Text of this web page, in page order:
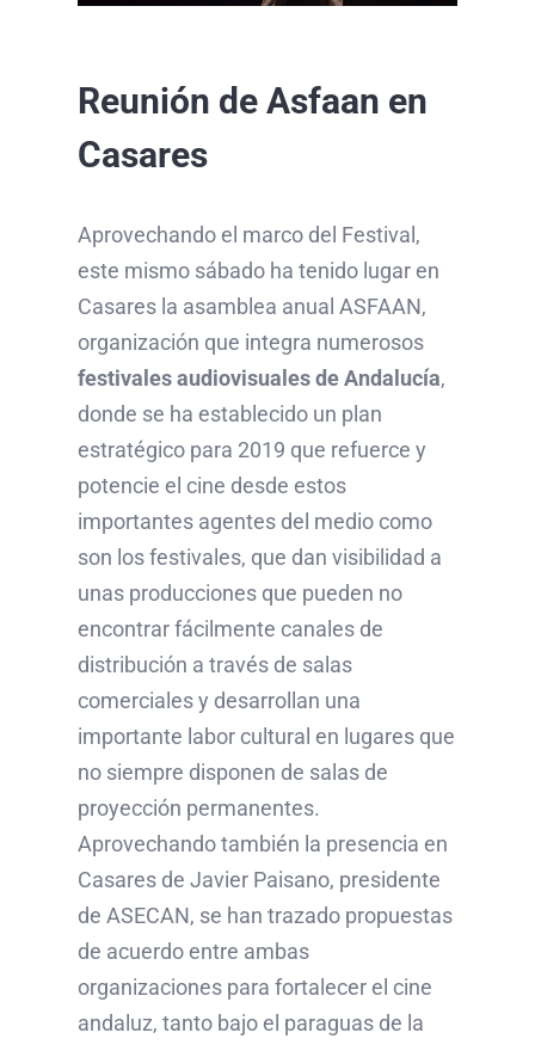
Reunión de Asfaan en
Casares
Aprovechando el marco del Festival,
este mismo sábado ha tenido lugar en
Casares la asamblea anual ASFAAN,
organización que integra numerosos
festivales audiovisuales de Andalucía,
donde se ha establecido un plan
estratégico para 2019 que refuerce y
potencie el cine desde estos
importantes agentes del medio como
son los festivales, que dan visibilidad a
unas producciones que pueden no
encontrar fácilmente canales de
distribución a través de salas
comerciales y desarrollan una
importante labor cultural en lugares que
no siempre disponen de salas de
proyección permanentes.
Aprovechando también la presencia en
Casares de Javier Paisano, presidente
de ASECAN, se han trazado propuestas
de acuerdo entre ambas
organizaciones para fortalecer el cine
andaluz, tanto bajo el paraguas de la